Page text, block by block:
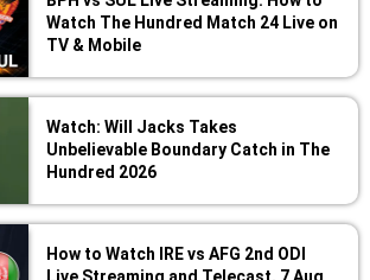
Watch The Hundred Match 24 Live on
TV & Mobile
Watch: Will Jacks Takes
Unbelievable Boundary Catch in The
Hundred 2026
How to Watch IRE vs AFG 2nd ODI